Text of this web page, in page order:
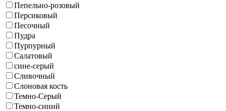
Пепельно-розовый
Персиковый
Песочный
Пудра
Пурпурный
Салатовый
сине-серый
Сливочный
Слоновая кость
Темно-Серый
Темно-синий